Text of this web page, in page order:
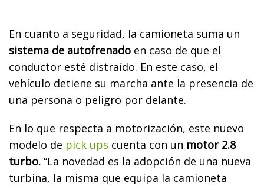
En cuanto a seguridad, la camioneta suma un
sistema de autofrenado en caso de que el
conductor esté distraído. En este caso, el
vehículo detiene su marcha ante la presencia de
una persona o peligro por delante.
En lo que respecta a motorización, este nuevo
modelo de pick ups cuenta con un motor 2.8
turbo. “La novedad es la adopción de una nueva
turbina, la misma que equipa la camioneta